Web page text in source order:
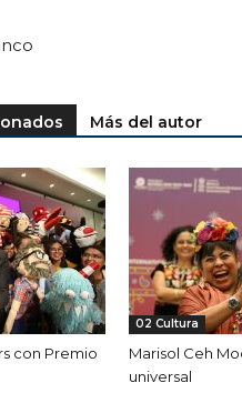
Más del autor
con Premio
02 Cultura
Marisol Ceh
universal